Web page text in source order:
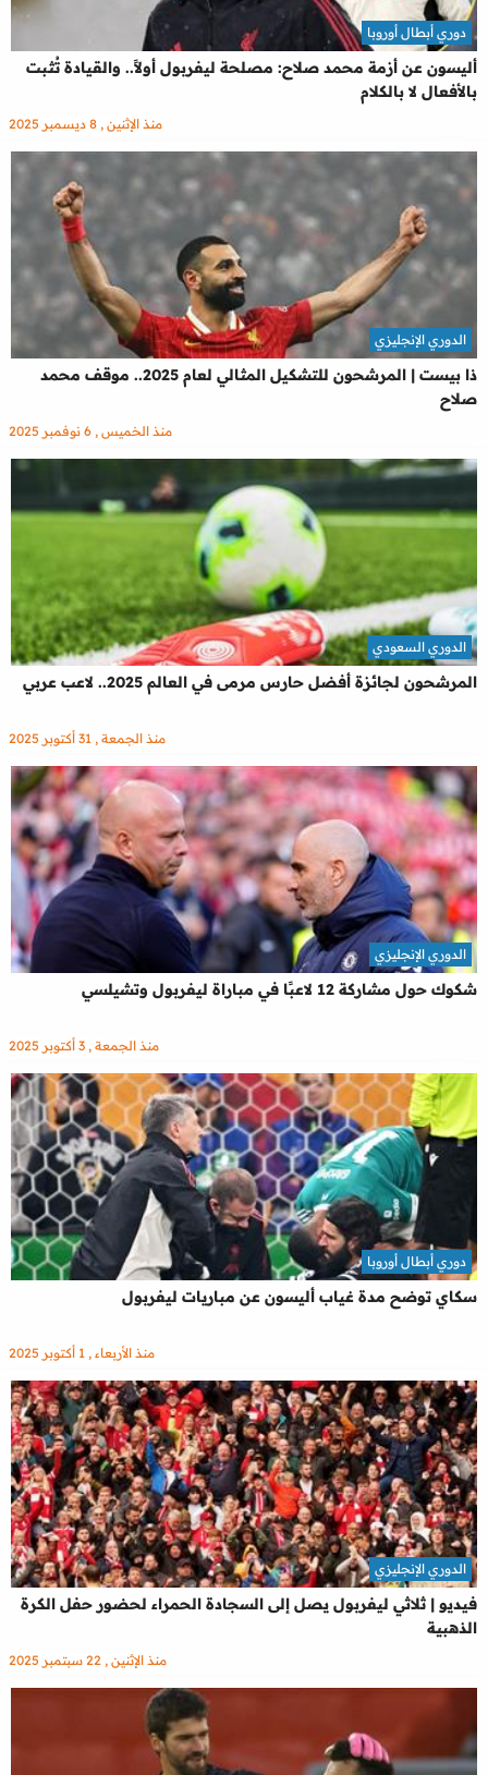
أليسون عن أزمة محمد صلاح: مصلحة ليفربول أولاً.. والقيادة تُثبت
بالأفعال لا بالكلام
دوري أبطال أوروبا
منذ الإثنين , 8 ديسمبر 2025
ذا بيست | المرشحون للتشكيل المثالي لعام 2025.. موقف محمد
صلاح
الدوري الإنجليزي
منذ الخميس , 6 نوفمبر 2025
المرشحون لجائزة أفضل حارس مرمى في العالم 2025.. لاعب عربي
الدوري السعودي
منذ الجمعة , 31 أكتوبر 2025
شكوك حول مشاركة 12 لاعبًا في مباراة ليفربول وتشيلسي
الدوري الإنجليزي
منذ الجمعة , 3 أكتوبر 2025
سكاي توضح مدة غياب أليسون عن مباريات ليفربول
دوري أبطال أوروبا
منذ الأربعاء , 1 أكتوبر 2025
فيديو | ثلاثي ليفربول يصل إلى السجادة الحمراء لحضور حفل الكرة
الذهبية
الدوري الإنجليزي
منذ الإثنين , 22 سبتمبر 2025